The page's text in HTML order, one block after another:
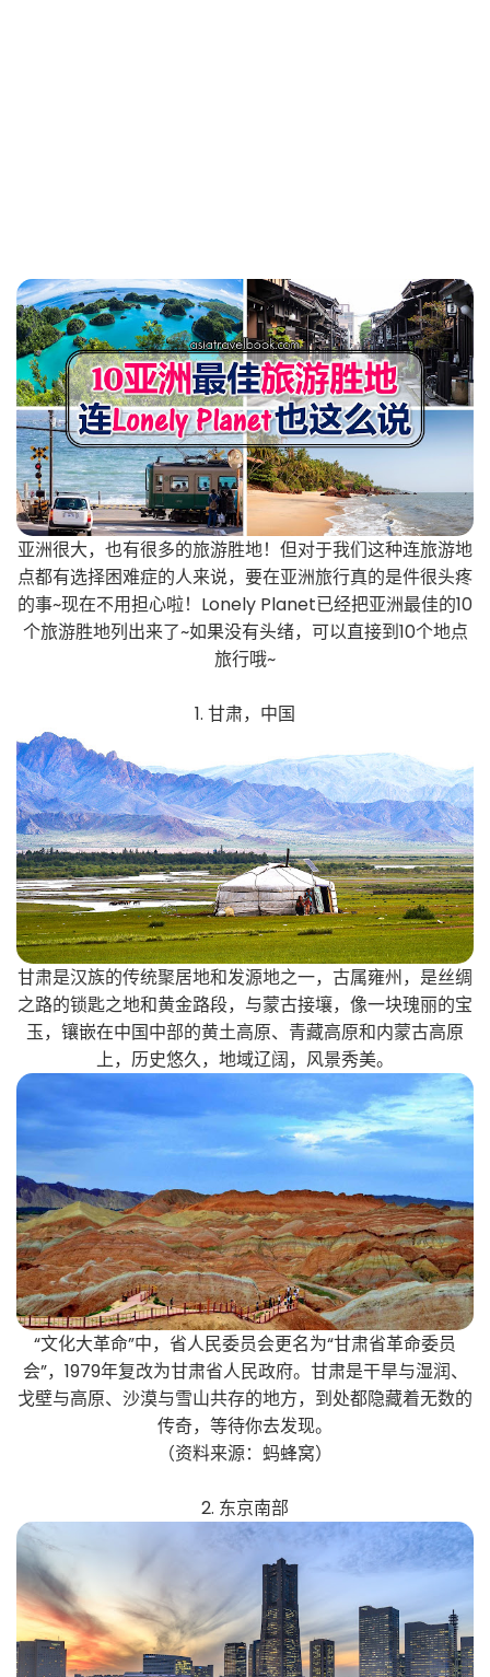
亚洲很大，也有很多的旅游胜地！但对于我们这种连旅游地
点都有选择困难症的人来说，要在亚洲旅行真的是件很头疼
的事~现在不用担心啦！Lonely Planet已经把亚洲最佳的10
个旅游胜地列出来了~如果没有头绪，可以直接到10个地点
旅行哦~
1. 甘肃，中国
甘肃是汉族的传统聚居地和发源地之一，古属雍州，是丝绸
之路的锁匙之地和黄金路段，与蒙古接壤，像一块瑰丽的宝
玉，镶嵌在中国中部的黄土高原、青藏高原和内蒙古高原
上，历史悠久，地域辽阔，风景秀美。
“文化大革命”中，省人民委员会更名为“甘肃省革命委员
会”，1979年复改为甘肃省人民政府。甘肃是干旱与湿润、
戈壁与高原、沙漠与雪山共存的地方，到处都隐藏着无数的
传奇，等待你去发现。
（资料来源：蚂蜂窝）
2. 东京南部